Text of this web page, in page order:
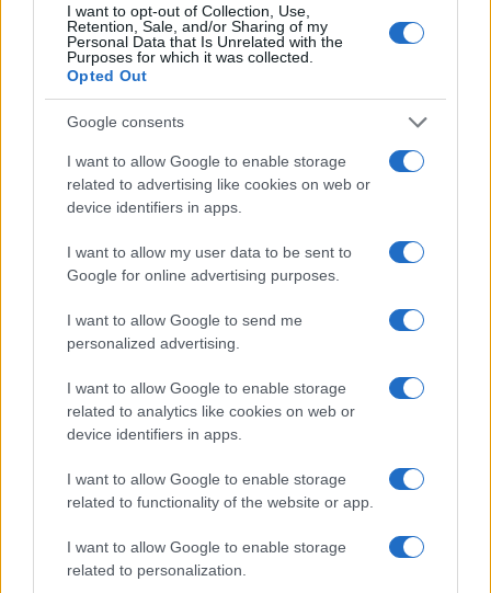
I want to opt-out of Collection, Use,
Retention, Sale, and/or Sharing of my
Personal Data that Is Unrelated with the
Purposes for which it was collected.
Opted Out
Google consents
I want to allow Google to enable storage
related to advertising like cookies on web or
device identifiers in apps.
I want to allow my user data to be sent to
Google for online advertising purposes.
I want to allow Google to send me
personalized advertising.
I want to allow Google to enable storage
related to analytics like cookies on web or
device identifiers in apps.
I want to allow Google to enable storage
related to functionality of the website or app.
I want to allow Google to enable storage
related to personalization.
Propos rapportés parL'Equipe
AjouterRugbyToulouse.com
à vos sources préférées
À lire également :
Stade Toulousain : "Évidemment...",
Ange Capuozzo a joué les
intermédiaires pour convaincre
Stade Toulousain : Tommaso
supérieur pour venir à Toulouse, il
explique pourquoi
Tommaso Menoncello